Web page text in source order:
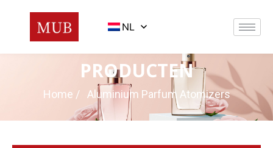
NL
PRODUCTEN
Home / Aluminium Parfum Atomizers